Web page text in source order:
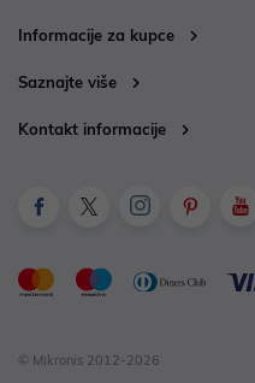
Informacije za kupce
Saznajte više
Kontakt informacije
© Mikronis 2012-2026